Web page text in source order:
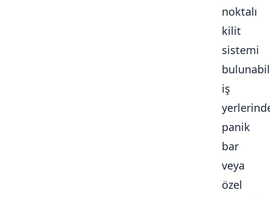
noktalı
kilit
sistemi
iş
panik
bar
veya
özel